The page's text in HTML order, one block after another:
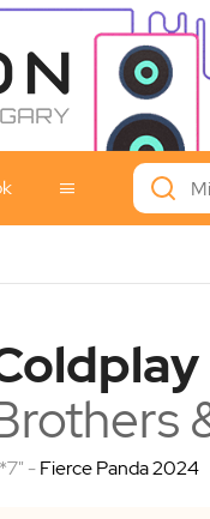

-Fierce Panda 2024